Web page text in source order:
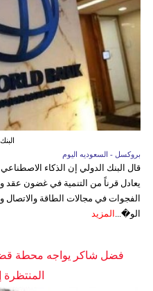
بروكسل - السعوديه اليوم
قال البنك الدولي إن الذكاء
يعادل قرناً من التنمية في غضون
الفجوات في مجالات الطاقة
الو�...
المزيد
فضل شاكر يواجه محطة